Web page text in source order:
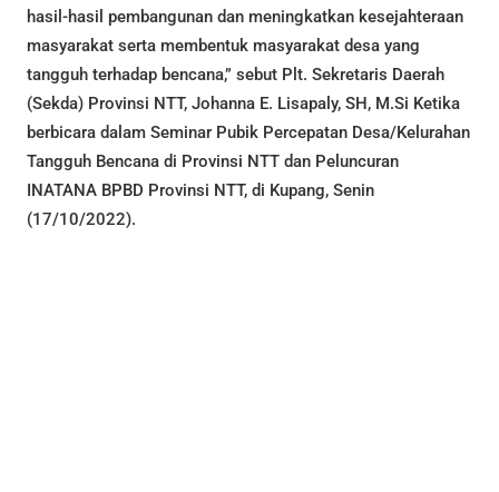
hasil-hasil pembangunan dan meningkatkan kesejahteraan
masyarakat serta membentuk masyarakat desa yang
tangguh terhadap bencana,” sebut Plt. Sekretaris Daerah
(Sekda) Provinsi NTT, Johanna E. Lisapaly, SH, M.Si Ketika
berbicara dalam Seminar Pubik Percepatan Desa/Kelurahan
Tangguh Bencana di Provinsi NTT dan Peluncuran
INATANA BPBD Provinsi NTT, di Kupang, Senin
(17/10/2022).